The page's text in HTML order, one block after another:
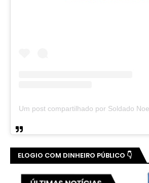
ELOGIO COM DINHEIRO PÚBLICO 👇